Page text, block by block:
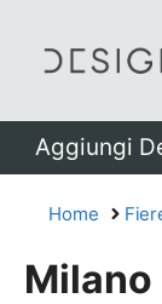
Aggiungi
Home
Milano